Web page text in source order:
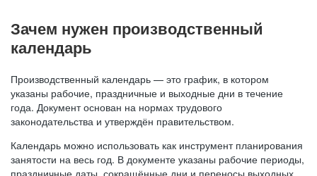
Зачем нужен производственный
календарь
Производственный календарь — это график, в котором
указаны рабочие, праздничные и выходные дни в течение
года. Документ основан на нормах трудового
законодательства и утверждён правительством.
Календарь можно использовать как инструмент планирования
занятости на весь год. В документе указаны рабочие периоды,
праздничные даты, сокращённые дни и переносы выходных.